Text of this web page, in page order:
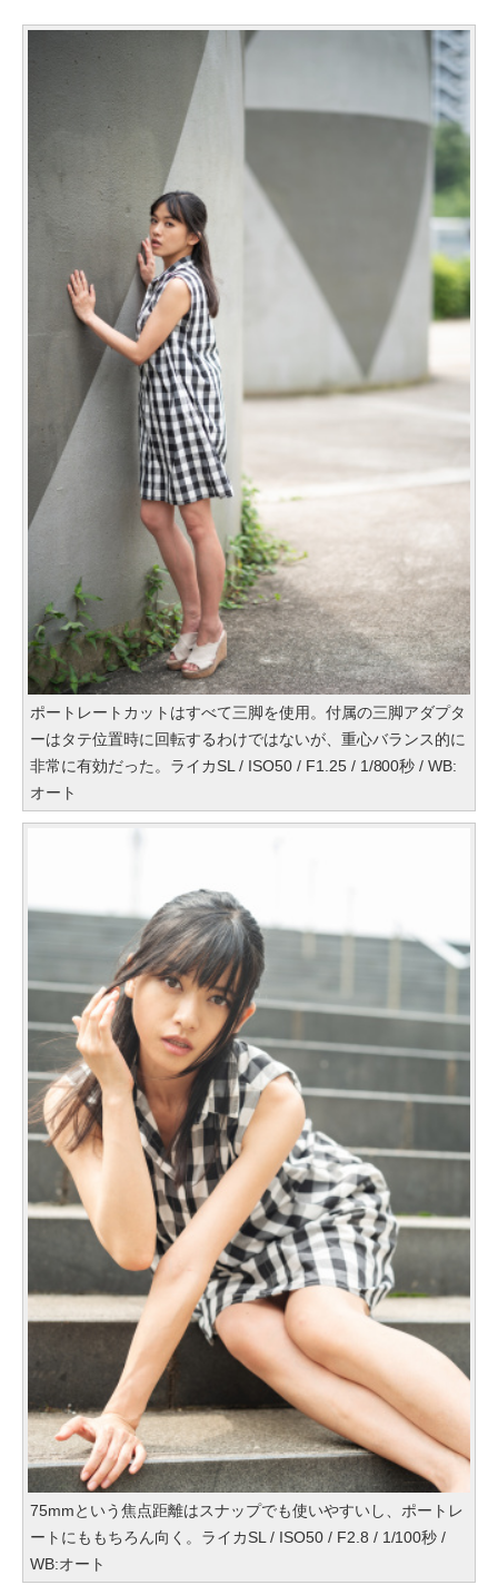
ポートレートカットはすべて三脚を使用。付属の三脚アダプタ
ーはタテ位置時に回転するわけではないが、重心バランス的に
非常に有効だった。ライカSL / ISO50 / F1.25 / 1/800秒 / WB:
オート
75mmという焦点距離はスナップでも使いやすいし、ポートレ
ートにももちろん向く。ライカSL / ISO50 / F2.8 / 1/100秒 /
WB:オート